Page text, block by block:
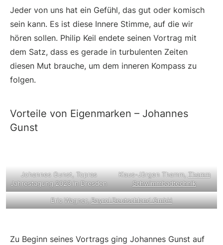
Jeder von uns hat ein Gefühl, das gut oder komisch
sein kann. Es ist diese Innere Stimme, auf die wir
hören sollen. Philip Keil endete seinen Vortrag mit
dem Satz, dass es gerade in turbulenten Zeiten
diesen Mut brauche, um dem inneren Kompass zu
folgen.
Vorteile von Eigenmarken – Johannes
Gunst
Johannes Gunst, Topras
Jahrestagung 2023 in Dresden
Klaus-Jürgen Thamm, Thamm
Schwimmbadtechnik
Eric Wagner,Bayrol Deutschland GmbH
Zu Beginn seines Vortrags ging Johannes Gunst auf